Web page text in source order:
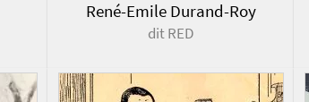
René-Emile Durand-Roy
dit RED